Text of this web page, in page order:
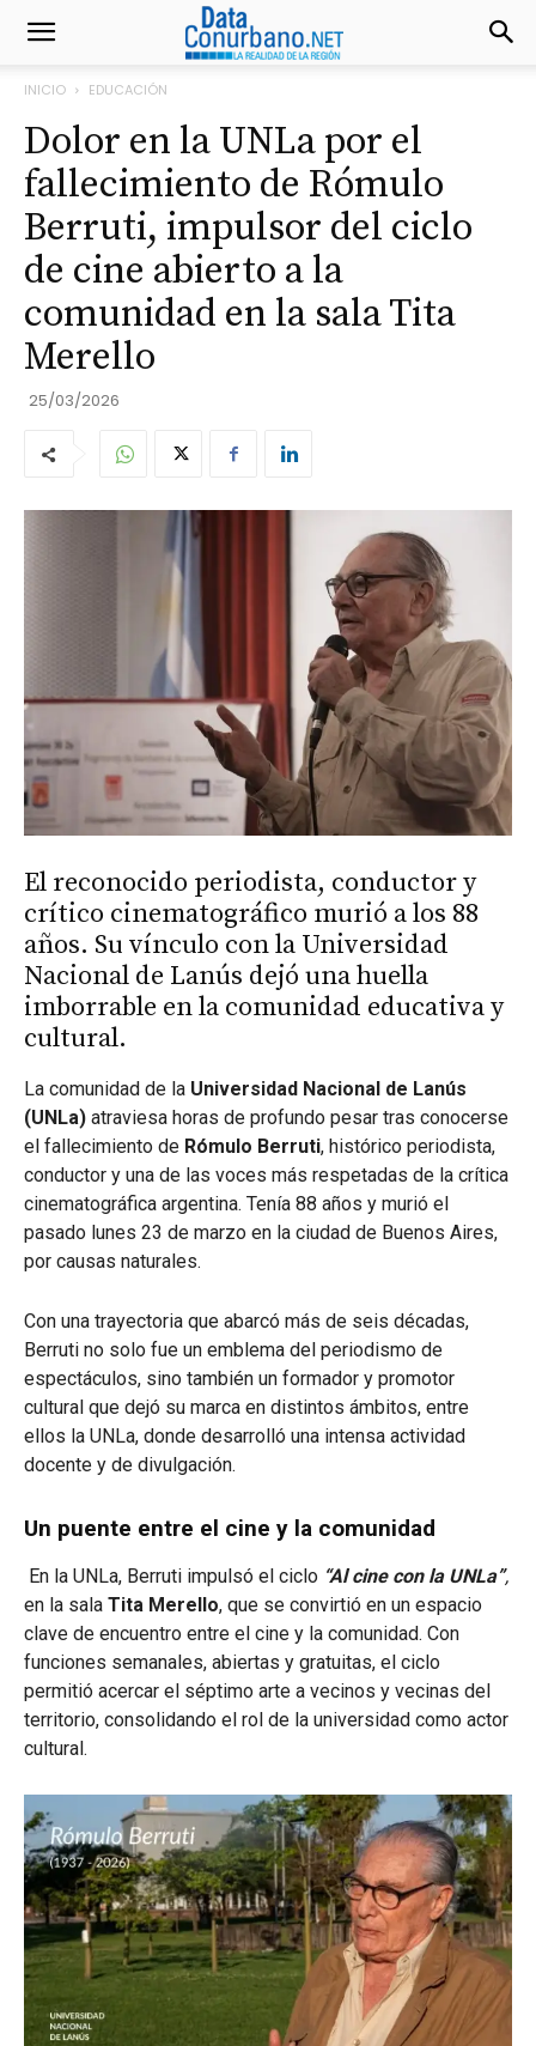
INICIO EDUCACIÓN
Dolor en la UNLa por el
fallecimiento de Rómulo
Berruti, impulsor del ciclo
de cine abierto a la
comunidad en la sala Tita
Merello
25/03/2026
El reconocido periodista, conductor y
crítico cinematográfico murió a los 88
años. Su vínculo con la Universidad
Nacional de Lanús dejó una huella
imborrable en la comunidad educativa y
cultural.
La comunidad de la Universidad Nacional de Lanús
(UNLa) atraviesa horas de profundo pesar tras conocerse
el fallecimiento de Rómulo Berruti, histórico periodista,
conductor y una de las voces más respetadas de la crítica
cinematográfica argentina. Tenía 88 años y murió el
pasado lunes 23 de marzo en la ciudad de Buenos Aires,
por causas naturales.
Con una trayectoria que abarcó más de seis décadas,
Berruti no solo fue un emblema del periodismo de
espectáculos, sino también un formador y promotor
cultural que dejó su marca en distintos ámbitos, entre
ellos la UNLa, donde desarrolló una intensa actividad
docente y de divulgación.
Un puente entre el cine y la comunidad
En la UNLa, Berruti impulsó el ciclo “Al cine con la UNLa”,
en la sala Tita Merello, que se convirtió en un espacio
clave de encuentro entre el cine y la comunidad. Con
funciones semanales, abiertas y gratuitas, el ciclo
permitió acercar el séptimo arte a vecinos y vecinas del
territorio, consolidando el rol de la universidad como actor
cultural.